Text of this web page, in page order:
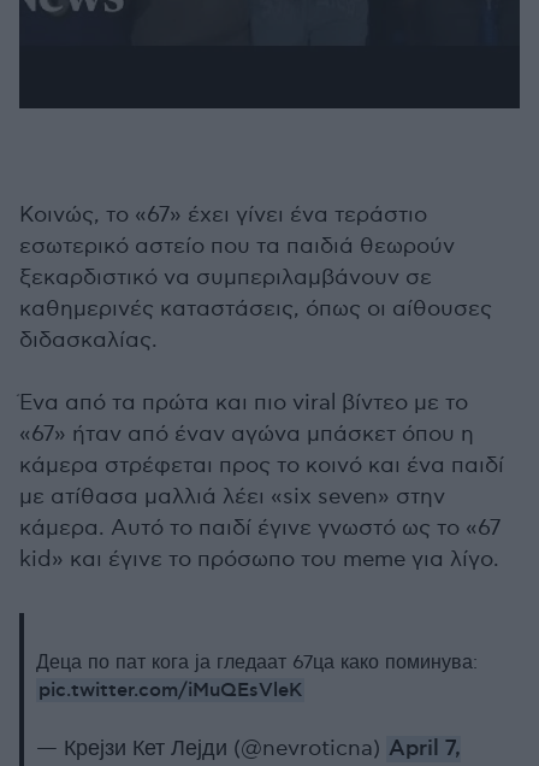
Κοινώς, το «67» έχει γίνει ένα τεράστιο
εσωτερικό αστείο που τα παιδιά θεωρούν
ξεκαρδιστικό να συμπεριλαμβάνουν σε
καθημερινές καταστάσεις, όπως οι αίθουσες
διδασκαλίας.
Ένα από τα πρώτα και πιο viral βίντεο με το
«67» ήταν από έναν αγώνα μπάσκετ όπου η
κάμερα στρέφεται προς το κοινό και ένα παιδί
με ατίθασα μαλλιά λέει «six seven» στην
κάμερα. Αυτό το παιδί έγινε γνωστό ως το «67
kid» και έγινε το πρόσωπο του meme για λίγο.
Деца по пат кога ја гледаат 67ца како поминува:
pic.twitter.com/iMuQEsVleK
— Крејзи Кет Лејди (@nevroticna) April 7,